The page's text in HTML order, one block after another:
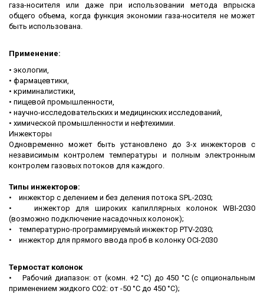
газа-носителя или даже при использовании метода впрыска
общего объема, когда функция экономии газа-носителя не может
быть использована.
Применение:
• экологии,
• фармацевтики,
• криминалистики,
• пищевой промышленности,
• научно-исследовательских и медицинских исследований,
• химической промышленности и нефтехимии.
Инжекторы
Одновременно может быть установлено до 3-х инжекторов с
независимым контролем температуры и полным электронным
контролем газовых потоков для каждого.
Типы инжекторов:
• инжектор с делением и без деления потока SPL-2030;
• инжектор для широких капиллярных колонок WBI-2030
(возможно подключение насадочных колонок);
• температурно-программируемый инжектор PTV-2030;
• инжектор для прямого ввода проб в колонку OCI-2030
Термостат колонок
• Рабочий диапазон: от (комн. +2 °C) до 450 °C (с опциональным
применением жидкого CO2: от -50 °C до 450 °С);